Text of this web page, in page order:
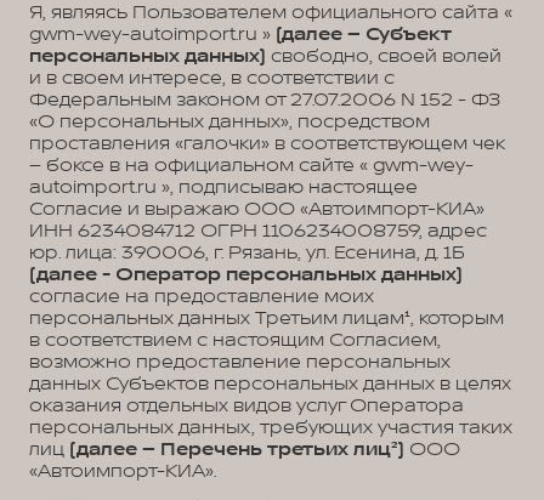
Я, являясь Пользователем официального сайта «
gwm-wey-autoimport.ru » (далее – Субъект
персональных данных) свободно, своей волей
и в своем интересе, в соответствии с
Федеральным законом от 27.07.2006 N 152 - ФЗ
«О персональных данных», посредством
проставления «галочки» в соответствующем чек
– боксе в на официальном сайте « gwm-wey-
autoimport.ru », подписываю настоящее
Согласие и выражаю ООО «Автоимпорт-КИА»
ИНН 6234084712 ОГРН 1106234008759, адрес
юр. лица: 390006, г. Рязань, ул. Есенина, д. 1Б
(далее - Оператор персональных данных)
согласие на предоставление моих
персональных данных Третьим лицам¹, которым
в соответствием с настоящим Согласием,
возможно предоставление персональных
данных Субъектов персональных данных в целях
оказания отдельных видов услуг Оператора
персональных данных, требующих участия таких
лиц (далее – Перечень третьих лиц²) ООО
«Автоимпорт-КИА».